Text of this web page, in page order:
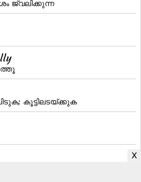
ജ്വലിക്കുന്ന
കൂട്ടിലടയ്‌ക്കുക